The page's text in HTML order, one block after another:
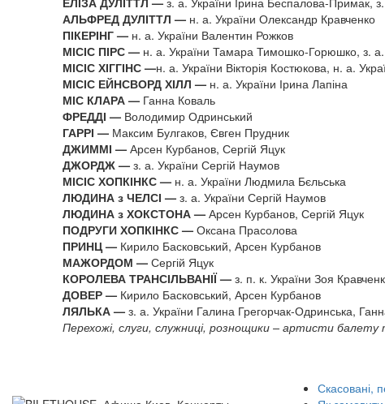
АЛЬФРЕД ДУЛІТТЛ — н. а. України Олександр Кравченко
ПІКЕРІНГ — н. а. України Валентин Рожков
МІСІС ПІРС — н. а. України Тамара Тимошко-Горюшко, з.
МІСІС ХІГГІНС —н. а. України Вікторія Костюкова, н. а.
МІСІС ЕЙНСВОРД ХІЛЛ — н. а. України Ірина Лапіна
МІС КЛАРА — Ганна Коваль
ФРЕДДІ — Володимир Одринський
ГАРРІ — Максим Булгаков, Євген Прудник
ДЖИММІ — Арсен Курбанов, Сергій Яцук
ДЖОРДЖ — з. а. України Сергій Наумов
МІСІС ХОПКІНКС — н. а. України Людмила Бєльська
ЛЮДИНА з ЧЕЛСІ — з. а. України Сергій Наумов
ЛЮДИНА з ХОКСТОНА — Арсен Курбанов, Сергій Яцук
ПОДРУГИ ХОПКІНКС — Оксана Прасолова
ПРИНЦ — Кирило Басковський, Арсен Курбанов
МАЖОРДОМ — Сергій Яцук
КОРОЛЕВА ТРАНСІЛЬВАНІЇ — з. п. к. України Зоя
ДОВЕР — Кирило Басковський, Арсен Курбанов
ЛЯЛЬКА — з. а. України Галина Грегорчак-Одринська,
Перехожі, слуги, служниці, рознощики – артисти
Скасовані,